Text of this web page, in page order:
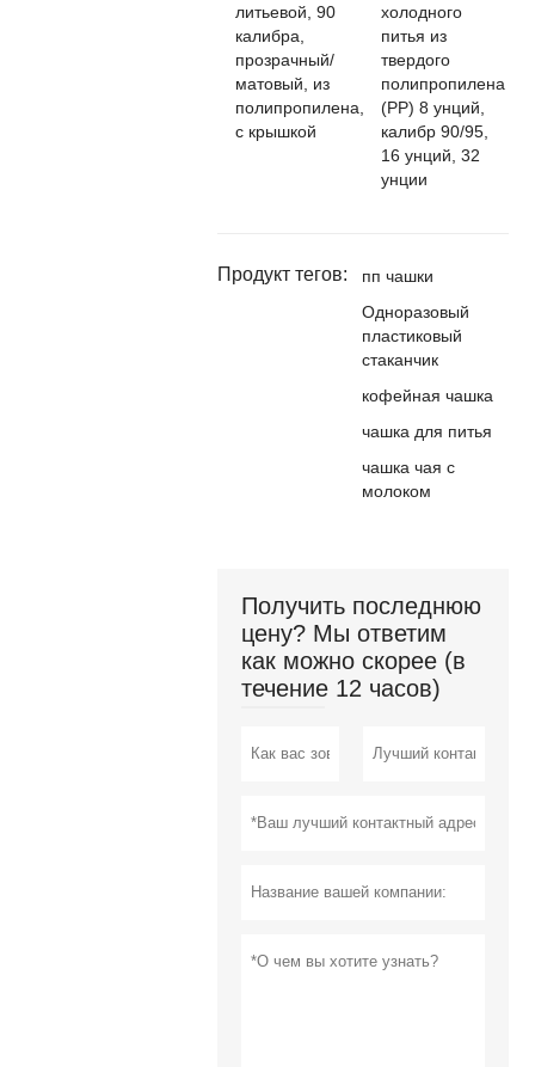
литьевой, 90
калибра,
прозрачный/
матовый, из
полипропилена,
с крышкой
холодного
питья из
твердого
полипропилена
(PP) 8 унций,
калибр 90/95,
16 унций, 32
унции
Продукт тегов:
пп чашки
Одноразовый
пластиковый
стаканчик
кофейная чашка
чашка для питья
чашка чая с
молоком
Получить последнюю
цену? Мы ответим
как можно скорее (в
течение 12 часов)